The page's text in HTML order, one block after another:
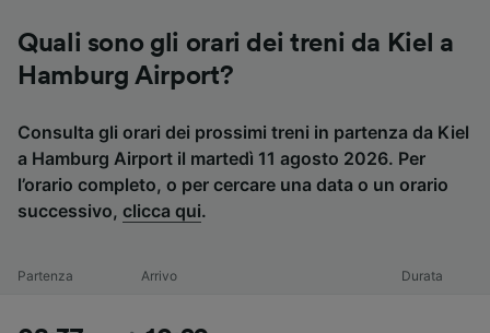
Quali sono gli orari dei treni da Kiel a
Hamburg Airport?
Consulta gli orari dei prossimi treni in partenza da Kiel
a Hamburg Airport il martedì 11 agosto 2026. Per
l’orario completo, o per cercare una data o un orario
successivo, clicca qui.
Partenza Arrivo Durata